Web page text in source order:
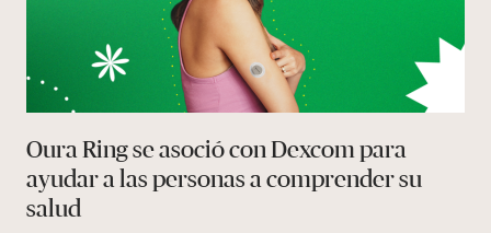
Oura Ring se asoció con Dexcom para
ayudar a las personas a comprender su
salud